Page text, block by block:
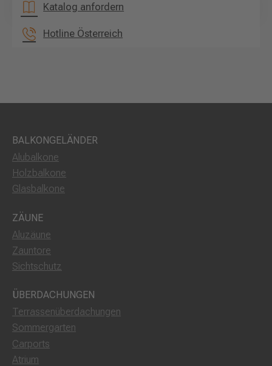
Katalog anfordern
Hotline Österreich
BALKONGELÄNDER
Alubalkone
Holzbalkone
Glasbalkone
ZÄUNE
Aluzäune
Zauntore
Sichtschutz
ÜBERDACHUNGEN
Terrassenüberdachungen
Sommergarten
Carports
Atrium